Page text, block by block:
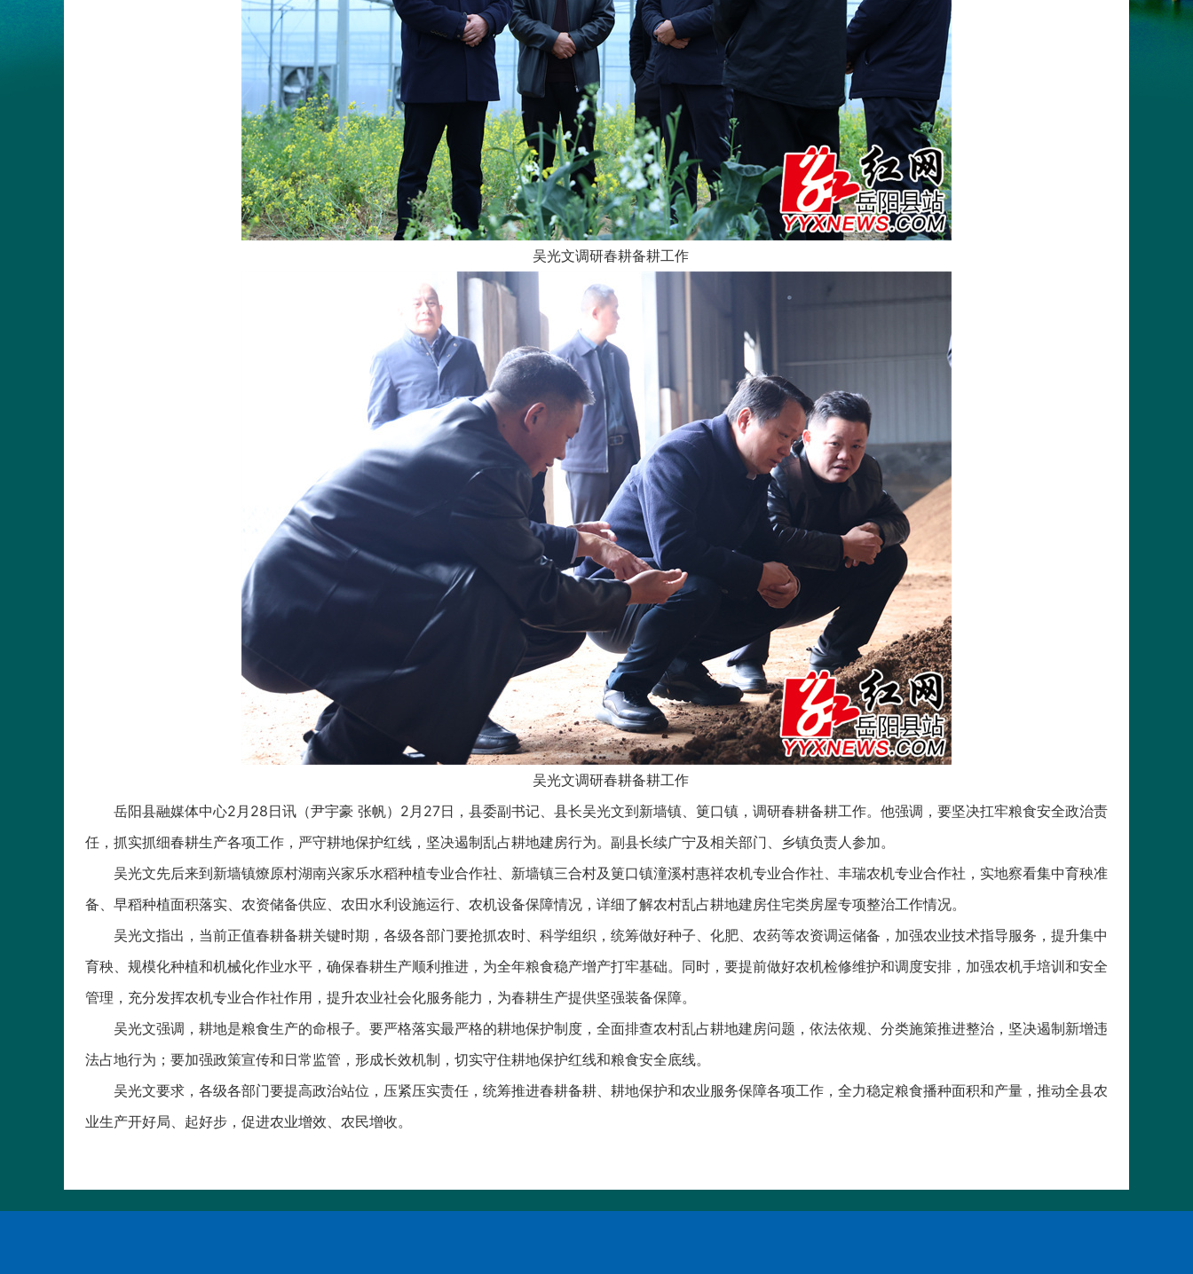
吴光文调研春耕备耕工作
吴光文调研春耕备耕工作
岳阳县融媒体中心2月28日讯（尹宇豪 张帆）2月27日，县委副书记、县长吴光文到新墙镇、筻口镇，调研春耕备耕工作。他强调，要坚决扛牢粮食安全政治责
任，抓实抓细春耕生产各项工作，严守耕地保护红线，坚决遏制乱占耕地建房行为。副县长续广宁及相关部门、乡镇负责人参加。
吴光文先后来到新墙镇燎原村湖南兴家乐水稻种植专业合作社、新墙镇三合村及筻口镇潼溪村惠祥农机专业合作社、丰瑞农机专业合作社，实地察看集中育秧准
备、早稻种植面积落实、农资储备供应、农田水利设施运行、农机设备保障情况，详细了解农村乱占耕地建房住宅类房屋专项整治工作情况。
吴光文指出，当前正值春耕备耕关键时期，各级各部门要抢抓农时、科学组织，统筹做好种子、化肥、农药等农资调运储备，加强农业技术指导服务，提升集中
育秧、规模化种植和机械化作业水平，确保春耕生产顺利推进，为全年粮食稳产增产打牢基础。同时，要提前做好农机检修维护和调度安排，加强农机手培训和安全
管理，充分发挥农机专业合作社作用，提升农业社会化服务能力，为春耕生产提供坚强装备保障。
吴光文强调，耕地是粮食生产的命根子。要严格落实最严格的耕地保护制度，全面排查农村乱占耕地建房问题，依法依规、分类施策推进整治，坚决遏制新增违
法占地行为；要加强政策宣传和日常监管，形成长效机制，切实守住耕地保护红线和粮食安全底线。
吴光文要求，各级各部门要提高政治站位，压紧压实责任，统筹推进春耕备耕、耕地保护和农业服务保障各项工作，全力稳定粮食播种面积和产量，推动全县农
业生产开好局、起好步，促进农业增效、农民增收。